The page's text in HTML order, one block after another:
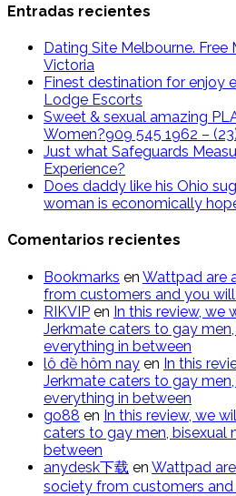
Entradas recientes
Dating Site Melbourne. Free
Victoria
Finest destination for enjoy
Lodge Escorts
Sweet & sexual amazing
Women?909 545 1962 –
Just what Safeguards
Experience?
Does daddy like his Ohio
woman is economically
Comentarios recientes
Bookmarks en Wattpad are
from customers and you
RIKVIP en In this review, we
Jerkmate caters to gay
everything in between
lô đề hôm nay en In this
Jerkmate caters to gay
everything in between
go88 en In this review, we
caters to gay men, bisexual
between
anydesk下载 en Wattpad
society from customers